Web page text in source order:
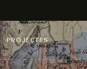
PROJECTES